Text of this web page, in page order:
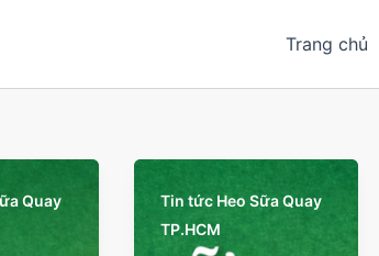
Trang chủ
Quay
Tin tức Heo Sữa Quay
TP.HCM